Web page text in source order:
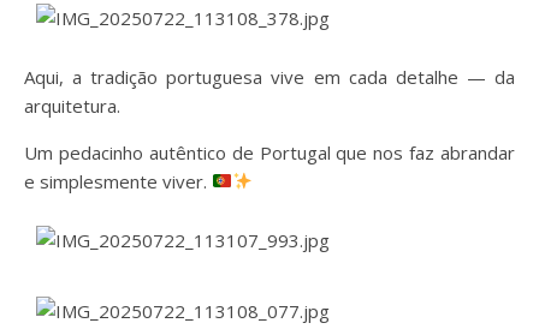
Aqui, a tradição portuguesa vive em cada detalhe — da
arquitetura.
Um pedacinho autêntico de Portugal que nos faz abrandar
e simplesmente viver.